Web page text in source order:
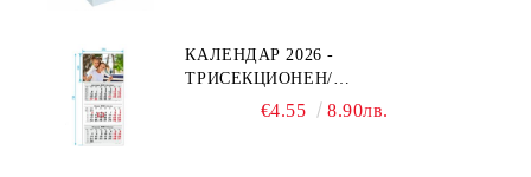
КАЛЕНДАР 2026 -
ТРИСЕКЦИОНЕН/
ЕДНОСЕКЦИОНЕН
€4.55 8.90лв.